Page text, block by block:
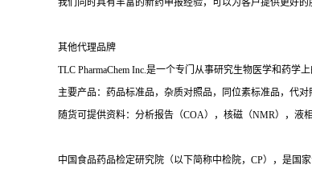
我们同时具有丰富的新药申报经验，可以为客户提供更好的
其他代理品牌
TLC PharmaChem Inc.是一个专门从事研究生物医学和药学
主要产品：药品标准品，杂质对照品，同位素标准品，代
随货可提供资料：分析报告（COA），核磁（NMR），液
中国食品药品检定研究院（以下简称中检院，CP），是国